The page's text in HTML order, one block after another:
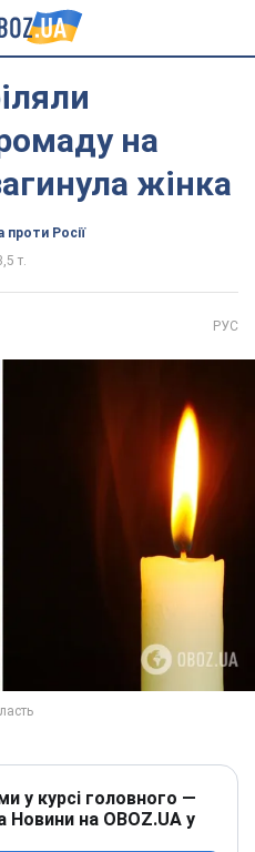
на
жінка
проти Росії
т.
РУС
у курсі головного —
Новини на OBOZ.UA у